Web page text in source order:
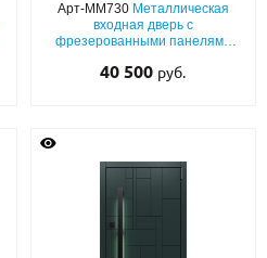
Арт-ММ730 Металлическая
входная дверь с
фрезерованными панелями
хромированным кнокером
40 500 руб.